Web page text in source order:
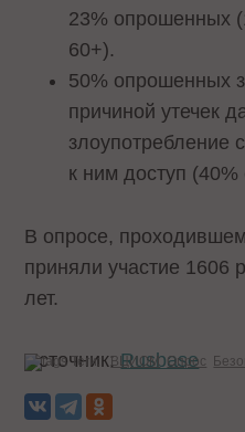
23% опрошенных
60+).
50% опрошенных
причиной утечек
злоупотребление
к ним доступ
В опросе,
приняли участие 1606
лет.
Источник:Rusbase
Теги: ВЦИОМ Опрос